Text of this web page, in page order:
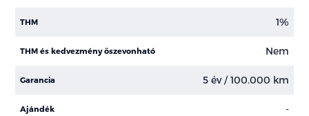
THM 1%
THM és kedvezmény öszevonható Nem
Garancia 5 év / 100.000 km
Ajándék -